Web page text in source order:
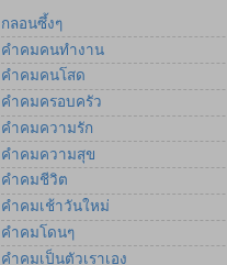
กลอนซึ้งๆ
คำคมคนทำงาน
คำคมคนโสด
คำคมครอบครัว
คำคมความรัก
คำคมความสุข
คำคมชีวิต
คำคมเช้าวันใหม่
คำคมโดนๆ
คำคมเป็นตัวเราเอง